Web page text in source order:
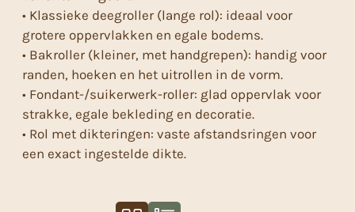
• Klassieke deegroller (lange rol): ideaal voor
grotere oppervlakken en egale bodems.
• Bakroller (kleiner, met handgrepen): handig voor
randen, hoeken en het uitrollen in de vorm.
• Fondant-/suikerwerk-roller: glad oppervlak voor
strakke, egale bekleding en decoratie.
• Rol met dikteringen: vaste afstandsringen voor
een exact ingestelde dikte.